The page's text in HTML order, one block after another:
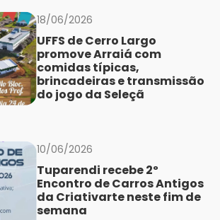
18/06/2026
UFFS de Cerro Largo
promove Arraiá com
comidas típicas,
brincadeiras e transmissão
do jogo da Seleçã
10/06/2026
Tuparendi recebe 2º
Encontro de Carros Antigos
da Criativarte neste fim de
semana